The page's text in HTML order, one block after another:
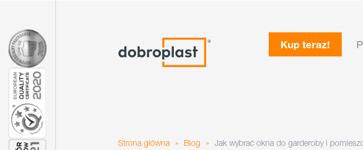
Kup teraz!
Strona główna » Blog » Jak wybrać okna do garderoby i